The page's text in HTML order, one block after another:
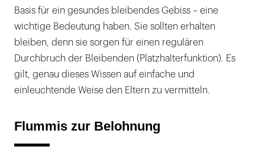
Basis für ein gesundes bleibendes Gebiss – eine
wichtige Bedeutung haben. Sie sollten erhalten
bleiben, denn sie sorgen für einen regulären
Durchbruch der Bleibenden (Platzhalterfunktion). Es
gilt, genau dieses Wissen auf einfache und
einleuchtende Weise den Eltern zu vermitteln.
Flummis zur Belohnung